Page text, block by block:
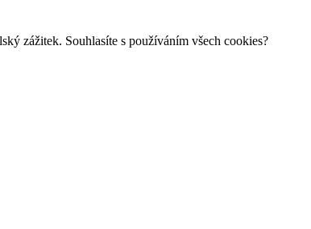
zážitek. Souhlasíte s používáním všech cookies?